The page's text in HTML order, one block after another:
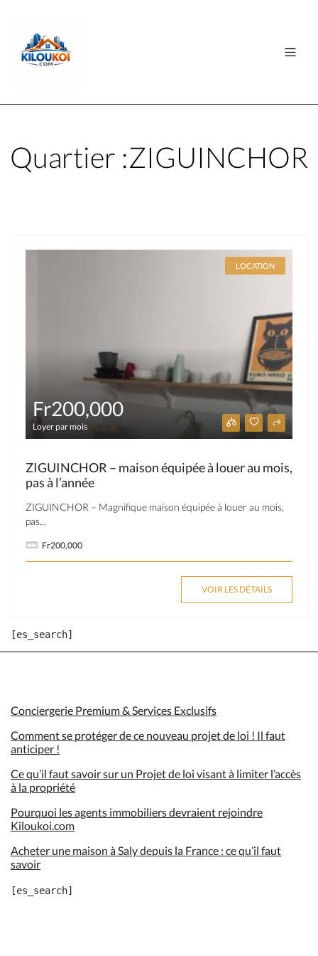
Quartier :ZIGUINCHOR
LOCATION
Fr200,000
Loyer par mois
ZIGUINCHOR – maison équipée à louer au mois,
pas à l’année
ZIGUINCHOR – Magnifique maison équipée à louer au mois,
pas...
Fr200,000
VOIR LES DÉTAILS
Conciergerie Premium & Services Exclusifs
Comment se protéger de ce nouveau projet de loi ! Il faut
anticiper !
Ce qu’il faut savoir sur un Projet de loi visant à limiter l’accès
à la propriété
Pourquoi les agents immobiliers devraient rejoindre
Kiloukoi.com
Acheter une maison à Saly depuis la France : ce qu’il faut
savoir